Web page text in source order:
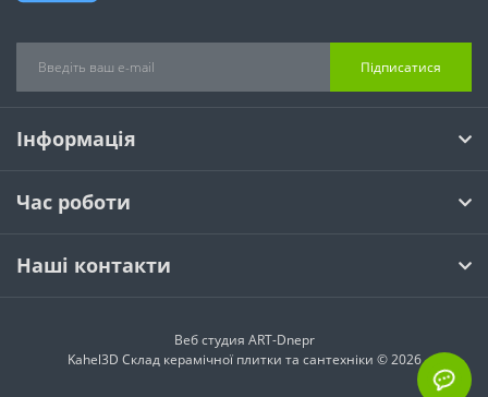
Підписатися
Інформація
Час роботи
Наші контакти
Веб студия ART-Dnepr
Kahel3D Склад керамічної плитки та сантехніки © 2026